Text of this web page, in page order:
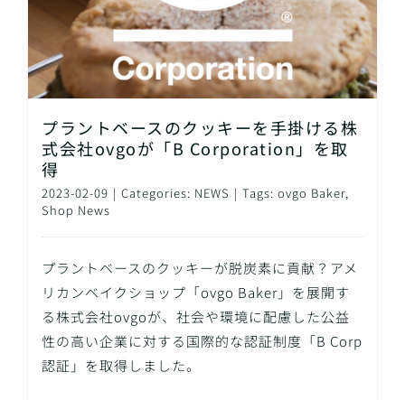
プラントベースのクッキーを手掛ける株
式会社ovgoが「B Corporation」を取
得
2023-02-09 | Categories: NEWS | Tags: ovgo Baker,
Shop News
プラントベースのクッキーが脱炭素に貢献？アメ
リカンベイクショップ「ovgo Baker」を展開す
る株式会社ovgoが、社会や環境に配慮した公益
性の高い企業に対する国際的な認証制度「B Corp
認証」を取得しました。